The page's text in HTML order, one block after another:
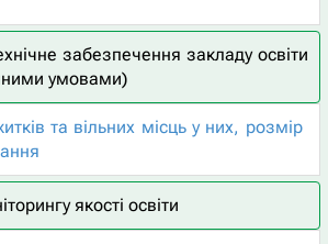
забезпечення закладу освіти
умовами)
та вільних місць у них, розмір
якості освіти